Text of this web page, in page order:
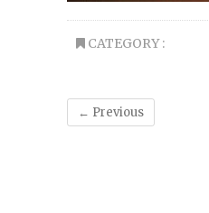
CATEGORY :
← Previous